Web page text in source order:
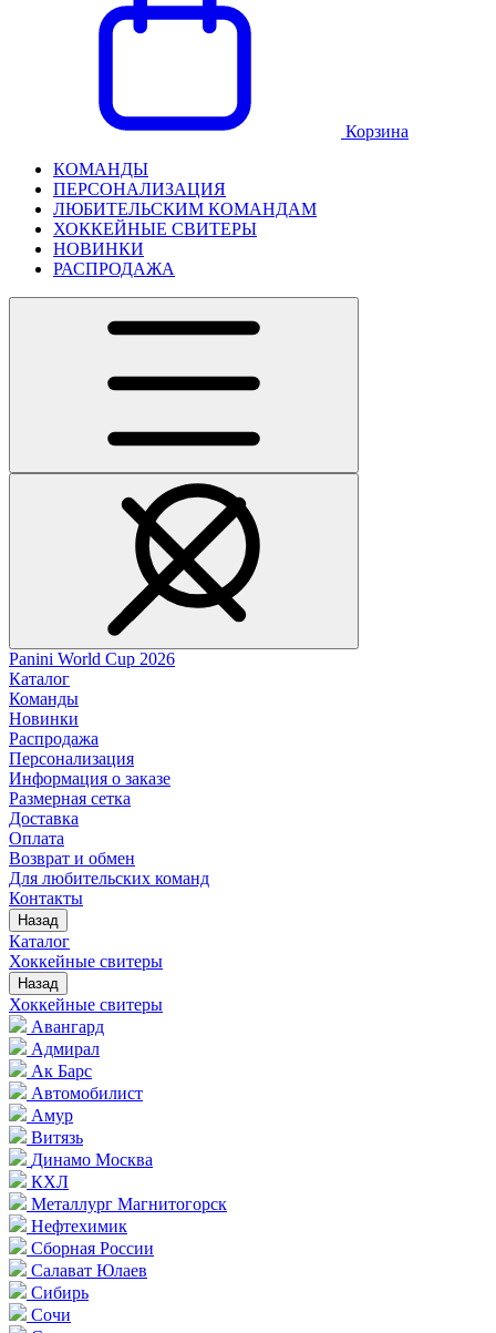
Корзина
КОМАНДЫ
ПЕРСОНАЛИЗАЦИЯ
ЛЮБИТЕЛЬСКИМ КОМАНДАМ
ХОККЕЙНЫЕ СВИТЕРЫ
НОВИНКИ
РАСПРОДАЖА
Panini World Cup 2026
Каталог
Команды
Новинки
Распродажа
Персонализация
Информация о заказе
Размерная сетка
Доставка
Оплата
Возврат и обмен
Для любительских команд
Контакты
Назад
Каталог
Хоккейные свитеры
Назад
Хоккейные свитеры
Авангард
Адмирал
Ак Барс
Автомобилист
Амур
Витязь
Динамо Москва
КХЛ
Металлург Магнитогорск
Нефтехимик
Сборная России
Салават Юлаев
Сибирь
Сочи